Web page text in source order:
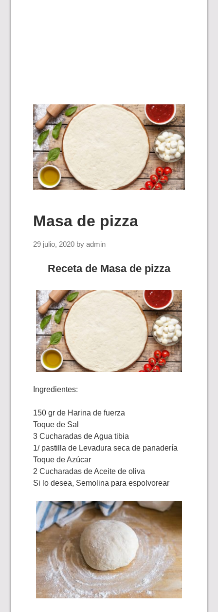
Masa de pizza
29 julio, 2020 byadmin
Receta de Masa de pizza
Ingredientes:
150 gr de Harina de fuerza
Toque de Sal
3 Cucharadas de Agua tibia
1/ pastilla de Levadura seca de panadería
Toque de Azúcar
2 Cucharadas de Aceite de oliva
Si lo desea, Semolina para espolvorear